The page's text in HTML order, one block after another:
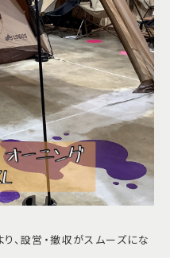
、設営・撤収がスムーズにな